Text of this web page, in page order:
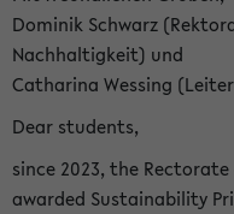
Dominik Schwarz
Nachhaltigkeit) und
Catharina Wessing
Dear students,
since 2023, the
awarded Sustainability